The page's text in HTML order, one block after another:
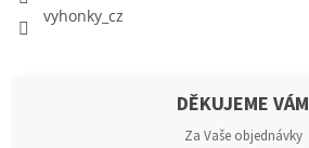
vyhonky_cz
DĚKUJEME VÁM
Za Vaše objednávky